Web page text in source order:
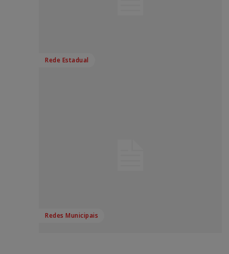
Rede Estadual
Redes Municipais